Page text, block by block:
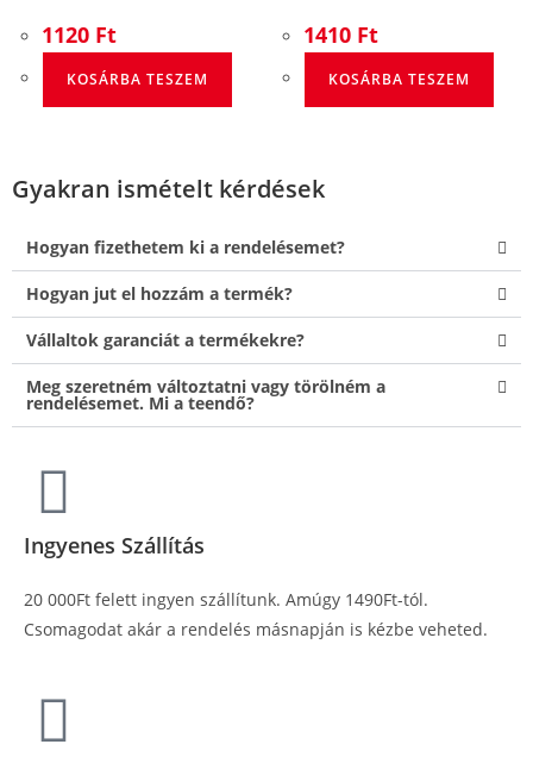
1120 Ft
KOSÁRBA TESZEM
1410 Ft
KOSÁRBA TESZEM
Gyakran ismételt kérdések
Hogyan fizethetem ki a rendelésemet?
Hogyan jut el hozzám a termék?
Vállaltok garanciát a termékekre?
Meg szeretném változtatni vagy törölném a
rendelésemet. Mi a teendő?
Ingyenes Szállítás
20 000Ft felett ingyen szállítunk. Amúgy 1490Ft-tól.
Csomagodat akár a rendelés másnapján is kézbe veheted.